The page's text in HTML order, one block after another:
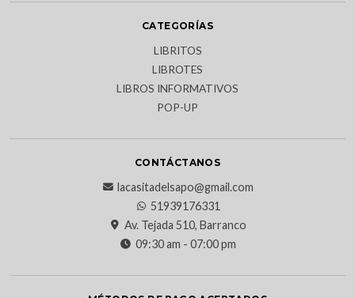
CATEGORÍAS
LIBRITOS
LIBROTES
LIBROS INFORMATIVOS
POP-UP
CONTÁCTANOS
lacasitadelsapo@gmail.com
51939176331
Av. Tejada 510, Barranco
09:30 am - 07:00 pm